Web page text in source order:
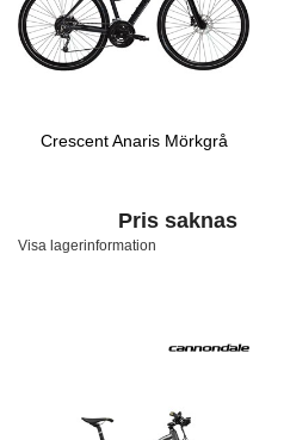
Crescent Anaris Mörkgrå
Pris saknas
Visa lagerinformation